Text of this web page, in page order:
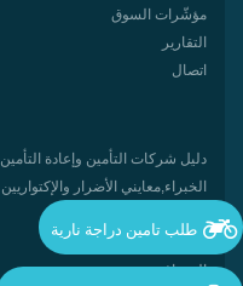
مؤشّرات السوق
التقارير
اتصال
دليل شركات التأمين وإعادة التأمين
الخبراء,معایني الأضرار والإكتواريين
ندوات و ملتقيات
الصحافة
طلب تامين دراجة نارية